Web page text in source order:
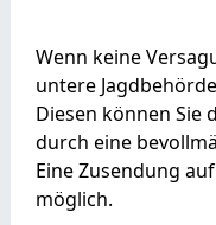
Wenn keine
untere
Diesen können Sie
durch eine
Eine Zusendung
möglich.